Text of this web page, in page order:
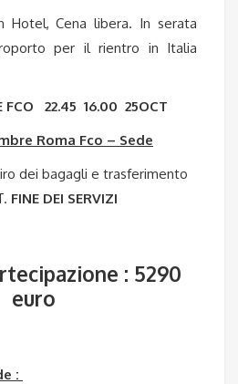
Hotel, Cena libera. In serata
per il rientro in Italia
FCO 22.45 16.00 25OCT
Roma Fco – Sede
dei bagagli e trasferimento
FINE DEI SERVIZI
: 5290
euro
: